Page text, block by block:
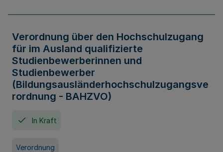
Verordnung über den Hochschulzugang
für im Ausland qualifizierte
Studienbewerberinnen und
Studienbewerber
(Bildungsausländerhochschulzugangsve
rordnung - BAHZVO)
In Kraft
Verordnung